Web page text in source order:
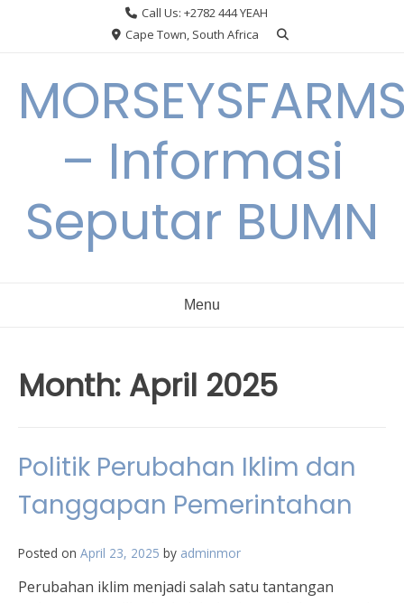
Call Us: +2782 444 YEAH
Cape Town, South Africa
– Informasi
Seputar BUMN
Menu
Month: April 2025
Politik Perubahan Iklim dan
Tanggapan Pemerintahan
Posted on April 23, 2025 by adminmor
Perubahan iklim menjadi salah satu tantangan